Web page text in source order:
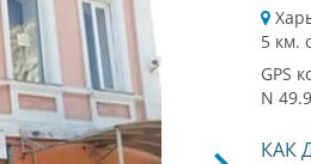
5 км.
GPS
N
КАК